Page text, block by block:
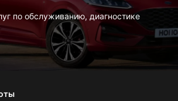
по обслуживанию, диагностике